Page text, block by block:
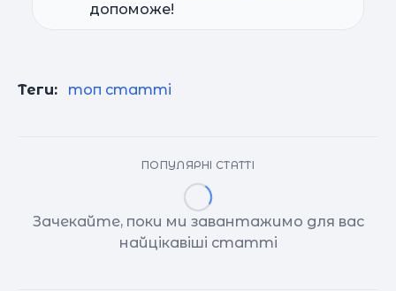
допоможе!
Теги: топ статті
ПОПУЛЯРНІ СТАТТІ
Зачекайте, поки ми завантажимо для вас
найцікавіші статті